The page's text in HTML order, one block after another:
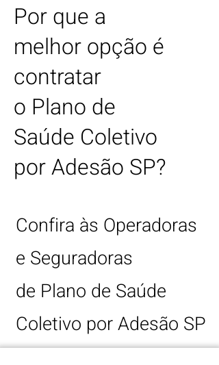
Por que a
melhor opção é
contratar
o Plano de
Saúde Coletivo
por Adesão SP?
Confira às Operadoras
e Seguradoras
de Plano de Saúde
Coletivo por Adesão SP